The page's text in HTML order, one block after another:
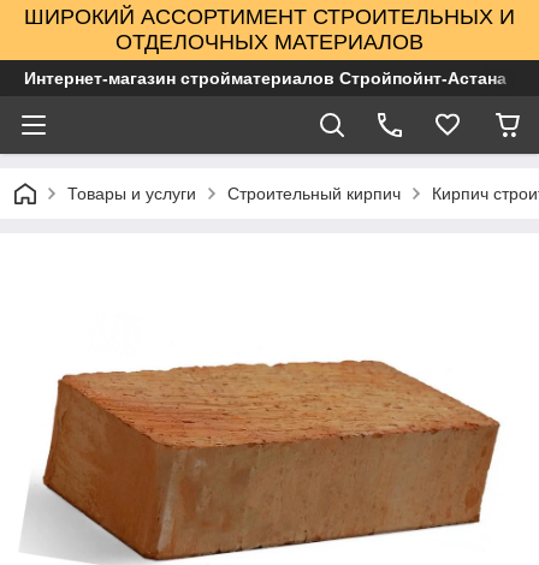
ШИРОКИЙ АССОРТИМЕНТ СТРОИТЕЛЬНЫХ И
ОТДЕЛОЧНЫХ МАТЕРИАЛОВ
Интернет-магазин стройматериалов Стройпойнт-Астана
Товары и услуги Строительный кирпич Кирпич